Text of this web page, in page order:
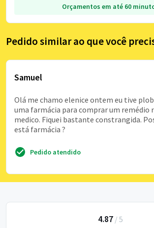
Orçamentos em até 60
Pedido similar ao que você
Samuel
Olá me chamo elenice ontem eu tive
uma farmácia para comprar um remédio
medico. Fiquei bastante constrangida.
está farmácia ?
Pedido atendido
4.87/ 5